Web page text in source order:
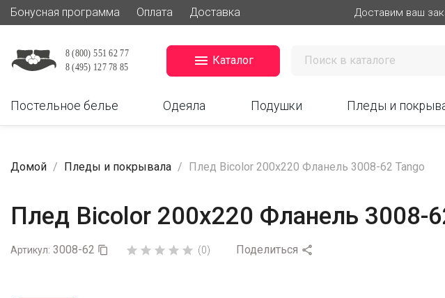
Бонусная программа Оплата Доставка Доставим ваш
 Каталог
Постельное белье Одеяла Подушки Пледы и
Домой Пледы и покрывала Плед Bicolor 200х220 Фланель 3008-62 Tango
Плед Bicolor 200х220 Фланель 3008-
Артикул: 3008-62       (0) Поделиться 